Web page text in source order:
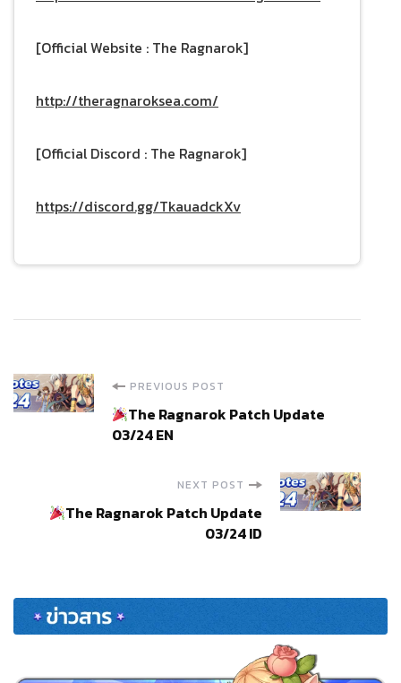
[Official Website : The Ragnarok]
http://theragnaroksea.com/
[Official Discord : The Ragnarok]
https://discord.gg/TkauadckXv
Post
Navigation
PREVIOUS POST
The Ragnarok Patch Update
03/24 EN
NEXT POST
The Ragnarok Patch Update
03/24 ID